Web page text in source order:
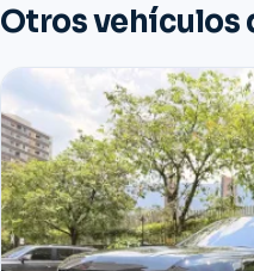
Otros vehículos